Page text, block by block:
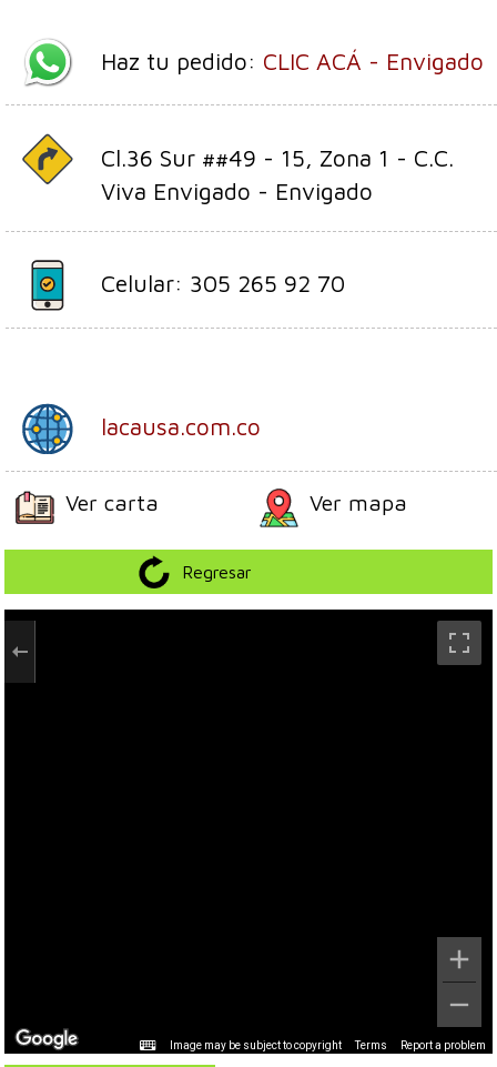
Haz tu pedido: CLIC ACÁ - Envigado
Cl.36 Sur ##49 - 15, Zona 1 - C.C.
Viva Envigado - Envigado
Celular: 305 265 92 70
lacausa.com.co
Ver carta Ver mapa
Regresar
Image may be subject to copyright Terms Report a problem